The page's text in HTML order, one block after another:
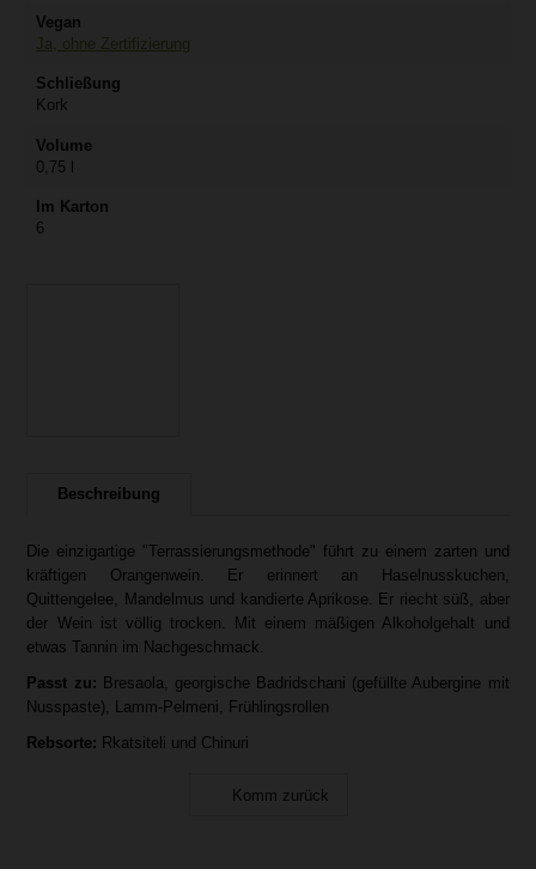
Vegan
Ja, ohne Zertifizierung
Schließung
Kork
Volume
0,75 l
Im Karton
6
Beschreibung
Die einzigartige "Terrassierungsmethode" führt zu einem zarten und
kräftigen Orangenwein. Er erinnert an Haselnusskuchen,
Quittengelee, Mandelmus und kandierte Aprikose. Er riecht süß, aber
der Wein ist völlig trocken. Mit einem mäßigen Alkoholgehalt und
etwas Tannin im Nachgeschmack.
Passt zu: Bresaola, georgische Badridschani (gefüllte Aubergine mit
Nusspaste), Lamm-Pelmeni, Frühlingsrollen
Rebsorte: Rkatsiteli und Chinuri
Komm zurück